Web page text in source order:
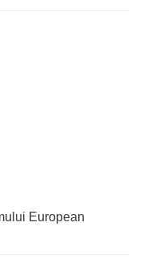
European